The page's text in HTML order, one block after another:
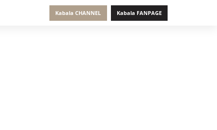
Kabala CHANNEL Kabala FANPAGE